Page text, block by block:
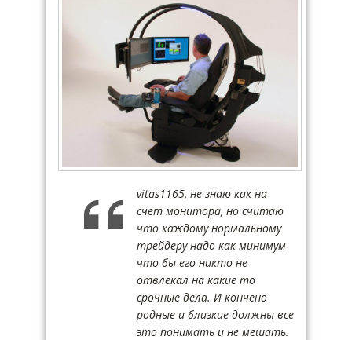
vitas1165, не знаю как на
счет монитора, но считаю
что каждому нормальному
трейдеру надо как минимум
что бы его никто не
отвлекал на какие то
срочные дела. И кончено
родные и близкие должны все
это понимать и не мешать.